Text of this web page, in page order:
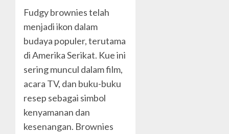
Fudgy brownies telah
menjadi ikon dalam
budaya populer, terutama
di Amerika Serikat. Kue ini
sering muncul dalam film,
acara TV, dan buku-buku
resep sebagai simbol
kenyamanan dan
kesenangan. Brownies